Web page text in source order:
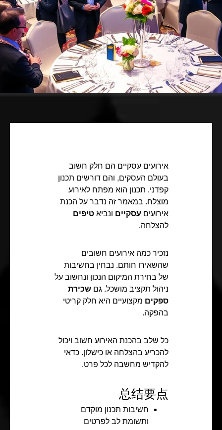
אירועים עסקיים הם חלק חשוב
בעולם העסקים, והם דורשים תכנון
קפדני. תכנון הוא מפתח לאירוע
מוצלח. במאמר זה נדבר על הכנת
אירועים עסקיים ונביא טיפים
להצלחה.
נזכיר כמה אירועים חשובים
שהשאירו חותם. נבחין בחשיבות
של בחירת המיקום הנכון ונחשוב על
ניהול תקציב מושכל. גם שכירת
ספקים מקצועיים היא חלק קריטי
בהפקה.
כל שלב בהכנת האירוע חשוב ויכול
להכריע בהצלחה או כישלון. כדאי
להקדיש מחשבה לכל פרט.
总结要点
חשיבות תכנון מוקדם
ותשומת לב לפרטים